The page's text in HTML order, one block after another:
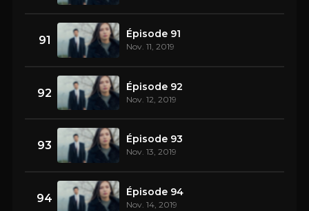
91 Épisode 91
Nov. 11, 2019
92 Épisode 92
Nov. 12, 2019
93 Épisode 93
Nov. 13, 2019
94 Épisode 94
Nov. 14, 2019